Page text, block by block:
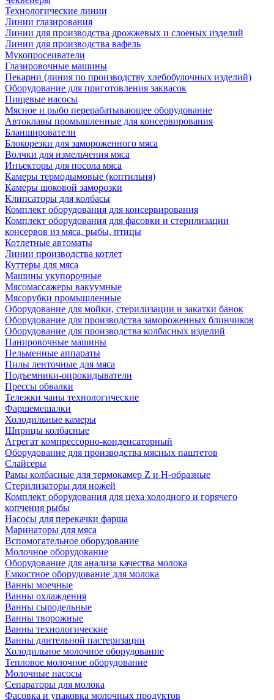
Технологические линии
Линии глазирования
Линии для производства дрожжевых и слоеных изделий
Линии для производства вафель
Мукопросеиватели
Глазировочные машины
Пекарни (линия по производству хлебобулочных изделий)
Оборудование для приготовления заквасок
Пищевые насосы
Мясное и рыбо перерабатывающее оборудование
Автоклавы промышленные для консервирования
Бланширователи
Блокорезки для замороженного мяса
Волчки для измельчения мяса
Инъекторы для посола мяса
Камеры термодымовые (коптильня)
Камеры шоковой заморозки
Клипсаторы для колбасы
Комплект оборудования для консервирования
Комплект оборудования для фасовки и стерилизации
консервов из мяса, рыбы, птицы
Котлетные автоматы
Линии производства котлет
Куттеры для мяса
Машины укупорочные
Мясомассажеры вакуумные
Мясорубки промышленные
Оборудование для мойки, стерилизации и закатки банок
Оборудование для производства замороженных блинчиков
Оборудование для производства колбасных изделий
Панировочные машины
Пельменные аппараты
Пилы ленточные для мяса
Подъемники-опрокидыватели
Прессы обвалки
Тележки чаны технологические
Фаршемешалки
Холодильные камеры
Шприцы колбасные
Агрегат компрессорно-конденсаторный
Оборудование для производства мясных паштетов
Слайсеры
Рамы колбасные для термокамер Z и H-образные
Стерилизаторы для ножей
Комплект оборудования для цеха холодного и горячего
копчения рыбы
Насосы для перекачки фарша
Маринаторы для мяса
Вспомогательное оборудование
Молочное оборудование
Оборудование для анализа качества молока
Емкостное оборудование для молока
Ванны моечные
Ванны охлаждения
Ванны сыродельные
Ванны творожные
Ванны технологические
Ванны длительной пастеризации
Холодильное молочное оборудование
Тепловое молочное оборудование
Молочные насосы
Сепараторы для молока
Фасовка и упаковка молочных продуктов